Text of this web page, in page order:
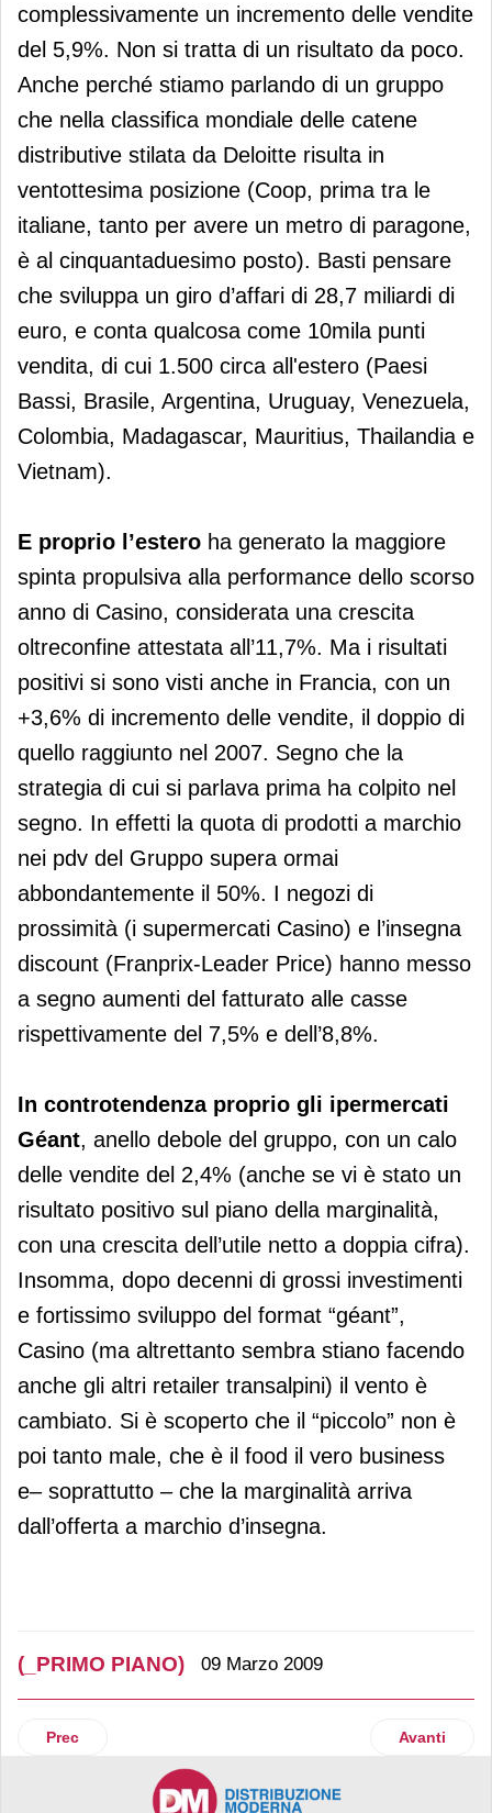
complessivamente un incremento delle vendite
del 5,9%. Non si tratta di un risultato da poco.
Anche perché stiamo parlando di un gruppo
che nella classifica mondiale delle catene
distributive stilata da Deloitte risulta in
ventottesima posizione (Coop, prima tra le
italiane, tanto per avere un metro di paragone,
è al cinquantaduesimo posto). Basti pensare
che sviluppa un giro d’affari di 28,7 miliardi di
euro, e conta qualcosa come 10mila punti
vendita, di cui 1.500 circa all'estero (Paesi
Bassi, Brasile, Argentina, Uruguay, Venezuela,
Colombia, Madagascar, Mauritius, Thailandia e
Vietnam).
E proprio l’estero ha generato la maggiore
spinta propulsiva alla performance dello scorso
anno di Casino, considerata una crescita
oltreconfine attestata all’11,7%. Ma i risultati
positivi si sono visti anche in Francia, con un
+3,6% di incremento delle vendite, il doppio di
quello raggiunto nel 2007. Segno che la
strategia di cui si parlava prima ha colpito nel
segno. In effetti la quota di prodotti a marchio
nei pdv del Gruppo supera ormai
abbondantemente il 50%. I negozi di
prossimità (i supermercati Casino) e l’insegna
discount (Franprix-Leader Price) hanno messo
a segno aumenti del fatturato alle casse
rispettivamente del 7,5% e dell’8,8%.
In controtendenza proprio gli ipermercati
Géant, anello debole del gruppo, con un calo
delle vendite del 2,4% (anche se vi è stato un
risultato positivo sul piano della marginalità,
con una crescita dell’utile netto a doppia cifra).
Insomma, dopo decenni di grossi investimenti
e fortissimo sviluppo del format “géant”,
Casino (ma altrettanto sembra stiano facendo
anche gli altri retailer transalpini) il vento è
cambiato. Si è scoperto che il “piccolo” non è
poi tanto male, che è il food il vero business
e– soprattutto – che la marginalità arriva
dall’offerta a marchio d’insegna.
(_PRIMO PIANO) 09 Marzo 2009
Articolo precedente: Rotta verso Sud
Prec Articolo
Avanti